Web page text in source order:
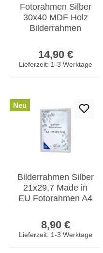
Fotorahmen Silber
30x40 MDF Holz
Bilderrahmen
Wanddeko
Kunstdrucke
14,90 €
Lieferzeit: 1-3 Werktage
Neu
Bilderrahmen Silber
21x29,7 Made in
EU Fotorahmen A4
Zeugnis Aufsteller
8,90 €
Lieferzeit: 1-3 Werktage